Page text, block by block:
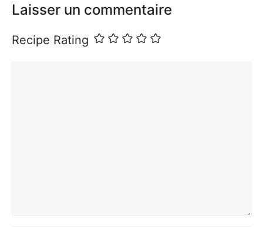
Laisser un commentaire
Recipe Rating